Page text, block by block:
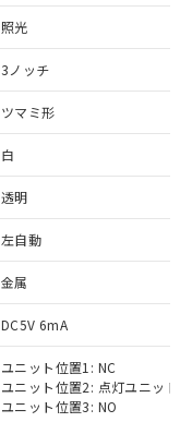
照光
3ノッチ
ツマミ形
白
透明
左自動
金属
DC5V 6mA
ユニット位置1: NC
ユニット位置2: 点灯ユニット
ユニット位置3: NO